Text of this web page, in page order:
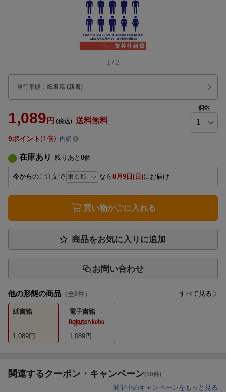
1 / 2
発行形態 ： 紙書籍 (新書)
1,089 円 (税込) 送料無料
個数
9ポイント 1倍 内訳
在庫あり 残りあと 8個
今からのご注文で なら8月9日(日)にお届け
買い物かごに入れる
商品をお気に入りに追加
お問い合わせ
他の形態の商品 （全2件） すべて見る
紙書籍
1,089円
電子書籍
1,089円
関連するクーポン・キャンペーン(10件)
開催中のキャンペーンをもっと見る